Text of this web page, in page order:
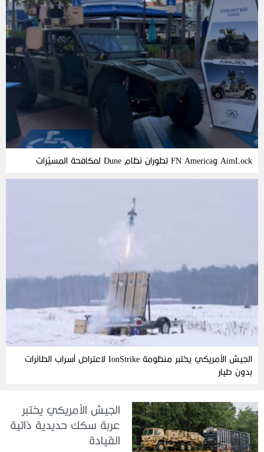
AimLock وFN America تطوران نظام Dune لمكافحة المسيّرات
الجيش الأمريكي يختبر منظومة IonStrike لاعتراض أسراب الطائرات
بدون طيار
الجيش الأمريكي يختبر
عربة سكك حديدية ذاتية
القيادة